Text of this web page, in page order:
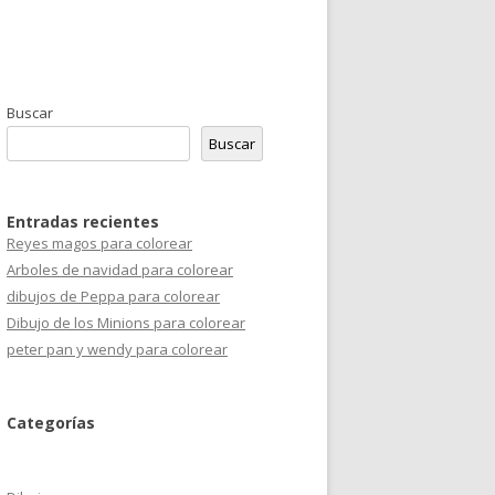
Buscar
Buscar
Entradas recientes
Reyes magos para colorear
Arboles de navidad para colorear
dibujos de Peppa para colorear
Dibujo de los Minions para colorear
peter pan y wendy para colorear
Categorías